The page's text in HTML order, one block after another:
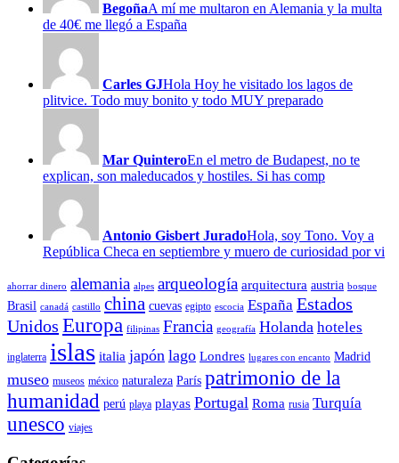
BegoñaA mí me multaron en Alemania y la multa
de 40€ me llegó a España
Carles GJHola Hoy he visitado los lagos de
plitvice. Todo muy bonito y todo MUY preparado
Mar QuinteroEn el metro de Budapest, no te
explican, son maleducados y hostiles. Si has comp
Antonio Gisbert JuradoHola, soy Tono. Voy a
República Checa en septiembre y muero de curiosidad por vi
ahorrar dinero alemania alpes arqueología arquitectura austria bosque
Brasil canadá castillo china cuevas egipto escocia España Estados
Unidos Europa filipinas Francia geografía Holanda hoteles
inglaterra islas italia japón lago Londres lugares con encanto Madrid
museo museos méxico naturaleza París patrimonio de la
humanidad perú playa playas Portugal Roma rusia Turquía
unesco viajes